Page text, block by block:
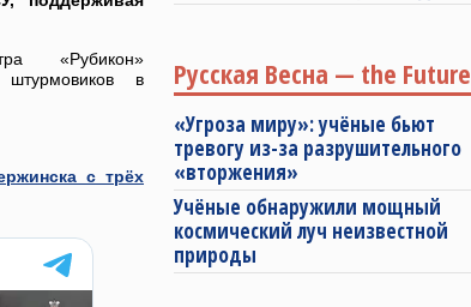
«Рубикон»
в
с трёх
Русская Весна — the Future
«Угроза миру»: учёные бьют
тревогу из-за разрушительного
«вторжения»
Учёные обнаружили мощный
космический луч неизвестной
природы